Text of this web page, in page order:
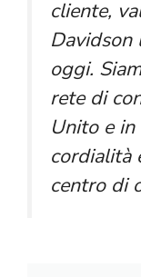
cliente,
Davidson
oggi.
rete di
Unito e
cordialità
centro di